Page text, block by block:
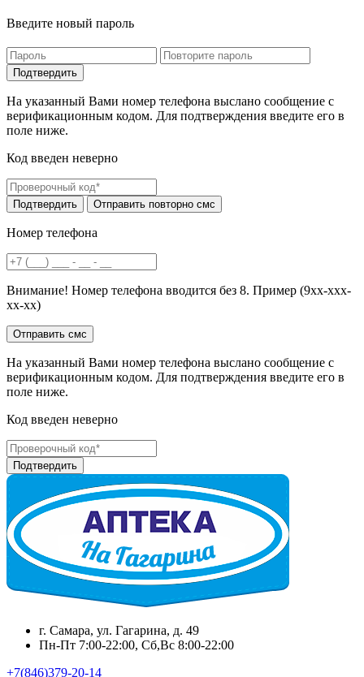
Введите новый пароль
На указанный Вами номер телефона выслано сообщение с
верификационным кодом. Для подтверждения введите его в
поле ниже.
Код введен неверно
Номер телефона
Внимание! Номер телефона вводится без 8. Пример (9хх-ххх-
хх-хх)
На указанный Вами номер телефона выслано сообщение с
верификационным кодом. Для подтверждения введите его в
поле ниже.
Код введен неверно
г. Самара, ул. Гагарина, д. 49
Пн-Пт 7:00-22:00, Сб,Вс 8:00-22:00
+7(846)379-20-14